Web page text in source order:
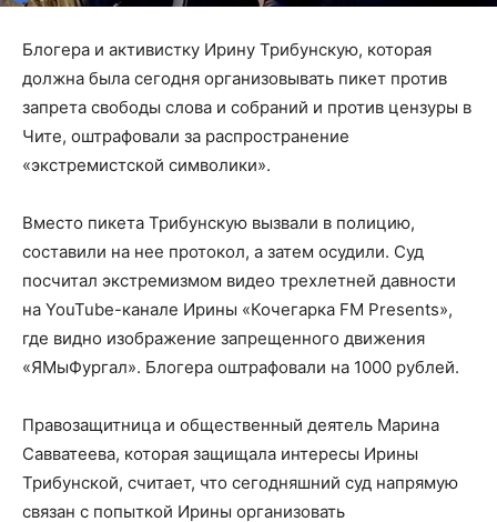
Блогера и активистку Ирину Трибунскую, которая
должна была сегодня организовывать пикет против
запрета свободы слова и собраний и против цензуры в
Чите, оштрафовали за распространение
«экстремистской символики».
Вместо пикета Трибунскую вызвали в полицию,
составили на нее протокол, а затем осудили. Суд
посчитал экстремизмом видео трехлетней давности
на YouTube-канале Ирины «Кочегарка FM Presents»,
где видно изображение запрещенного движения
«ЯМыФургал». Блогера оштрафовали на 1000 рублей.
Правозащитница и общественный деятель Марина
Савватеева, которая защищала интересы Ирины
Трибунской, считает, что сегодняшний суд напрямую
связан с попыткой Ирины организовать